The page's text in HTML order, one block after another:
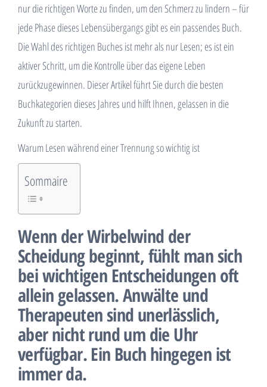
nur die richtigen Worte zu finden, um den Schmerz zu lindern – für
jede Phase dieses Lebensübergangs gibt es ein passendes Buch.
Die Wahl des richtigen Buches ist mehr als nur Lesen; es ist ein
aktiver Schritt, um die Kontrolle über das eigene Leben
zurückzugewinnen. Dieser Artikel führt Sie durch die besten
Buchkategorien dieses Jahres und hilft Ihnen, gelassen in die
Zukunft zu starten.
Warum Lesen während einer Trennung so wichtig ist
Sommaire
Wenn der Wirbelwind der
Scheidung beginnt, fühlt man sich
bei wichtigen Entscheidungen oft
allein gelassen. Anwälte und
Therapeuten sind unerlässlich,
aber nicht rund um die Uhr
verfügbar. Ein Buch hingegen ist
immer da.